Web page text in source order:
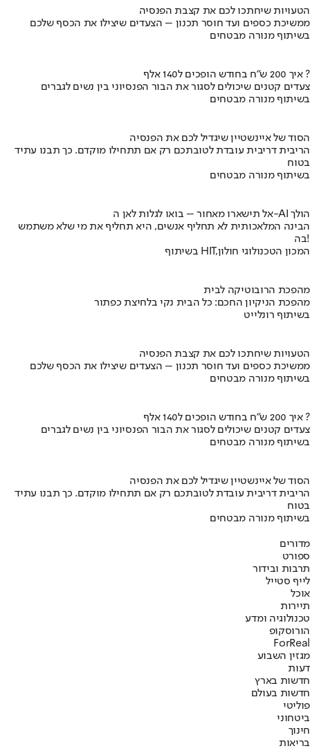
הטעויות שיחתכו לכם את קצבת הפנסיה
ממשיכת כספים ועד חוסר תכנון – הצעדים שיצילו את הכסף שלכם
בשיתוף מנורה מבטחים
איך 200 ש"ח בחודש הופכים ל140 אלף ?
צעדים קטנים שיכולים לסגור את הבור הפנסיוני בין נשים לגברים
בשיתוף מנורה מבטחים
הסוד של איינשטיין שיגדיל לכם את הפנסיה
הריבית דריבית עובדת לטובתכם רק אם תתחילו מוקדם. כך תבנו עתיד
בטוח
בשיתוף מנורה מבטחים
אל תישארו מאחור – בואו לגלות לאן ה-AI הולך
הבינה המלאכותית לא תחליף אנשים, היא תחליף את מי שלא משתמש
בה!
בשיתוף HIT,המכון הטכנולוגי חולון
מהפכת הרובוטיקה לבית
מהפכת הניקיון החכם: כל הבית נקי בלחיצת כפתור
בשיתוף רונלייט
הטעויות שיחתכו לכם את קצבת הפנסיה
ממשיכת כספים ועד חוסר תכנון – הצעדים שיצילו את הכסף שלכם
בשיתוף מנורה מבטחים
איך 200 ש"ח בחודש הופכים ל140 אלף ?
צעדים קטנים שיכולים לסגור את הבור הפנסיוני בין נשים לגברים
בשיתוף מנורה מבטחים
הסוד של איינשטיין שיגדיל לכם את הפנסיה
הריבית דריבית עובדת לטובתכם רק אם תתחילו מוקדם. כך תבנו עתיד
בטוח
בשיתוף מנורה מבטחים
מדורים
ספורט
תרבות ובידור
לייף סטייל
אוכל
תיירות
טכנולוגיה ומדע
הורוסקופ
ForReal
מגזין השבוע
דעות
חדשות בארץ
חדשות בעולם
פוליטי
ביטחוני
חינוך
בריאות